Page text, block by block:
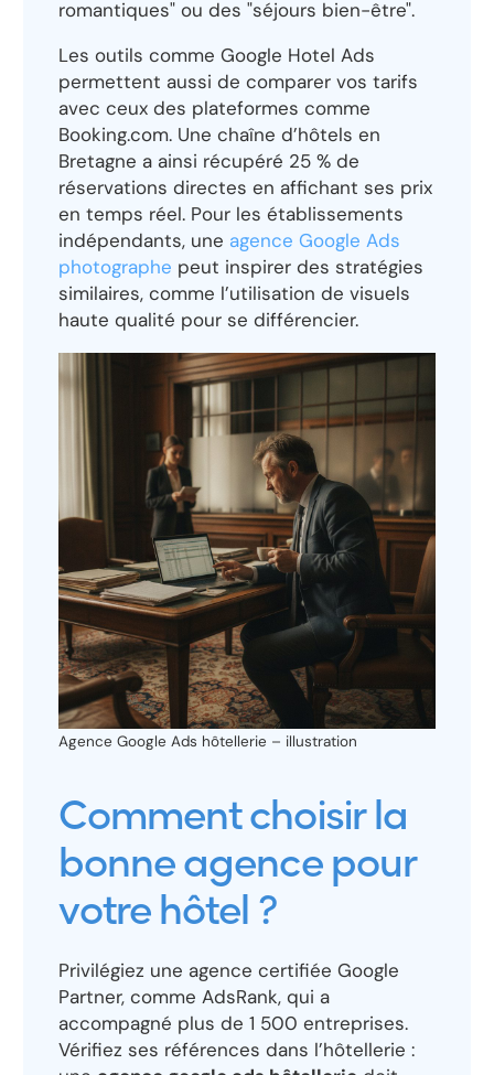
romantiques" ou des "séjours bien-être".
Les outils comme Google Hotel Ads
permettent aussi de comparer vos tarifs
avec ceux des plateformes comme
Booking.com. Une chaîne d’hôtels en
Bretagne a ainsi récupéré 25 % de
réservations directes en affichant ses prix
en temps réel. Pour les établissements
indépendants, une agence Google Ads
photographe peut inspirer des stratégies
similaires, comme l’utilisation de visuels
haute qualité pour se différencier.
Agence Google Ads hôtellerie – illustration
Comment choisir la
bonne agence pour
votre hôtel ?
Privilégiez une agence certifiée Google
Partner, comme AdsRank, qui a
accompagné plus de 1 500 entreprises.
Vérifiez ses références dans l’hôtellerie :